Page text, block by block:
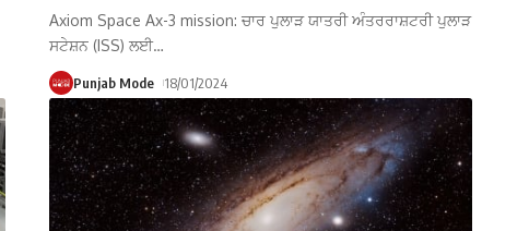
Axiom Space Ax-3 mission: ਚਾਰ ਪੁਲਾੜ ਯਾਤਰੀ ਅੰਤਰਰਾਸ਼ਟਰੀ ਪੁਲਾੜ
ਸਟੇਸ਼ਨ (ISS) ਲਈ…
Punjab Mode 18/01/2024